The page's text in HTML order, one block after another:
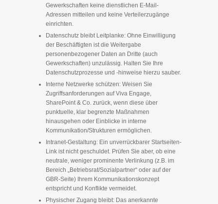
Gewerkschaften keine dienstlichen E‑Mail-
Adressen mitteilen und keine Verteilerzugänge
einrichten.
Datenschutz bleibt Leitplanke: Ohne Einwilligung
der Beschäftigten ist die Weitergabe
personenbezogener Daten an Dritte (auch
Gewerkschaften) unzulässig. Halten Sie Ihre
Datenschutzprozesse und -hinweise hierzu sauber.
Interne Netzwerke schützen: Weisen Sie
Zugriffsanforderungen auf Viva Engage,
SharePoint & Co. zurück, wenn diese über
punktuelle, klar begrenzte Maßnahmen
hinausgehen oder Einblicke in interne
Kommunikation/Strukturen ermöglichen.
Intranet-Gestaltung: Ein unverrückbarer Startseiten-
Link ist nicht geschuldet. Prüfen Sie aber, ob eine
neutrale, weniger prominente Verlinkung (z.B. im
Bereich „Betriebsrat/Sozialpartner“ oder auf der
GBR-Seite) Ihrem Kommunikationskonzept
entspricht und Konflikte vermeidet.
Physischer Zugang bleibt: Das anerkannte